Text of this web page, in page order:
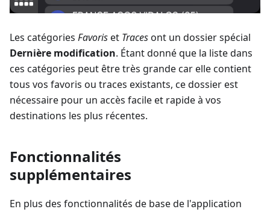
Les catégories Favoriset Tracesont un dossier spécial
Dernière modification. Étant donné que la liste dans
ces catégories peut être très grande car elle contient
tous vos favoris ou traces existants, ce dossier est
nécessaire pour un accès facile et rapide à vos
destinations les plus récentes.
Fonctionnalités
supplémentaires
En plus des fonctionnalités de base de l'application